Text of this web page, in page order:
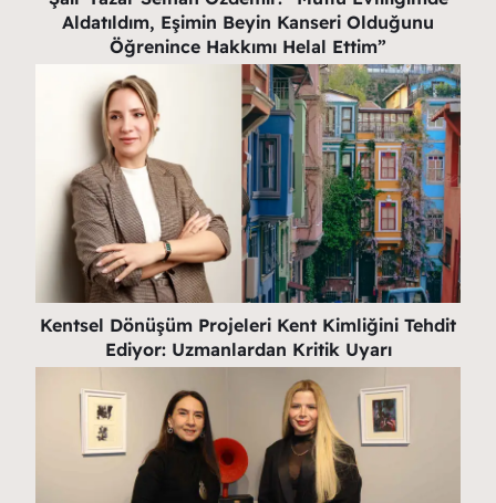
Aldatıldım, Eşimin Beyin Kanseri Olduğunu
Öğrenince Hakkımı Helal Ettim”
Kentsel Dönüşüm Projeleri Kent Kimliğini Tehdit
Ediyor: Uzmanlardan Kritik Uyarı